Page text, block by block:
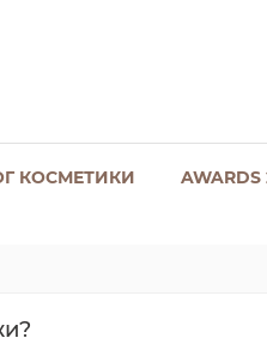
КОСМЕТИКИ AWARDS